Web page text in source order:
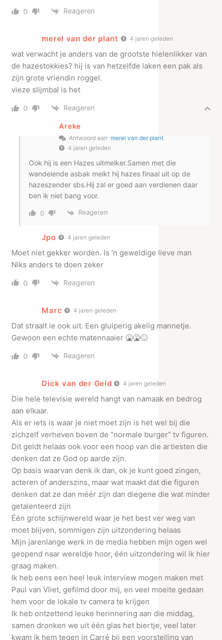
0 Reageren
merel van der plant 4 jaren geleden
wat verwacht je anders van de grootste hielenlikker van
de hazestokkies? hij is van hetzelfde laken een pak als
zijn grote vriendin roggel.
vieze slijmbal is het
0 Reageren
Areke
Antwoord aan merel van der plant
4 jaren geleden
Ook hij is een Hazes uitmelker.Samen met die
wandelende asbak melkt hij hazes finaal uit op de
hazeszender sbs.Hij zal er goed aan verdienen daar
ben ik niet bang voor.
0 Reageren
Jpo 4 jaren geleden
Moet niet gekker worden. Is ’n geweldige lieve man
Niks anders te doen zeker
0 Reageren
Marc 4 jaren geleden
Dat straalt ie ook uit. Een gluiperig akelig mannetje.
Gewoon een echte matennaaier 🤮🤮😖
0 Reageren
Dick van der Geld 4 jaren geleden
Die hele televisie wereld hangt van namaak en bedrog
aan elkaar.
Als er iets is waar je niet moet zijn is het wel bij die
zichzelf verheven boven de “normale burger” tv figuren.
Dit geldt helaas ook voor een hoop van die artiesten die
denken dat ze God op aarde zijn.
Op basis waarvan denk ik dan, ok je kunt goed zingen,
acteren of anderszins, maar wat maakt dat die figuren
denken dat ze dan méér zijn dan diegene die wat minder
getalenteerd zijn
Één grote schijnwereld waar je het best ver weg van
moet blijven, sommigen zijn uitzondering helaas
Mijn jarenlange werk in de media hebben mijn ogen wel
geopend naar wereldje hoor, één uitzondering wil ik hier
graag maken.
Ik heb eens een heel leuk interview mogen maken met
Paul van Vliet, gefilmd door mij, en veel moeite gedaan
hem voor de lokale tv camera te krijgen
Ik heb ontzettend leuke herinnering aan die middag,
samen dronken we uit één glas het biertje, veel later
kwam ik hem tegen in Carré bij een voorstelling van